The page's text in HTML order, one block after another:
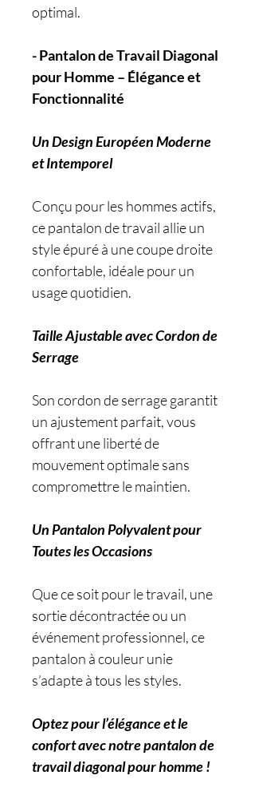
optimal.
- Pantalon de Travail Diagonal
pour Homme – Élégance et
Fonctionnalité
Un Design Européen Moderne
et Intemporel
Conçu pour les hommes actifs,
ce pantalon de travail allie un
style épuré à une coupe droite
confortable, idéale pour un
usage quotidien.
Taille Ajustable avec Cordon de
Serrage
Son cordon de serrage garantit
un ajustement parfait, vous
offrant une liberté de
mouvement optimale sans
compromettre le maintien.
Un Pantalon Polyvalent pour
Toutes les Occasions
Que ce soit pour le travail, une
sortie décontractée ou un
événement professionnel, ce
pantalon à couleur unie
s’adapte à tous les styles.
Optez pour l’élégance et le
confort avec notre pantalon de
travail diagonal pour homme !